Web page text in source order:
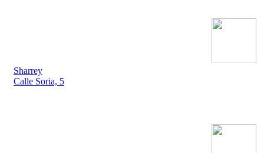
Sharrey
Calle Soria, 5